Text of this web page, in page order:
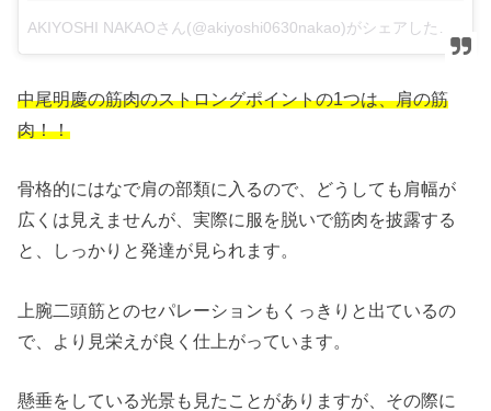
AKIYOSHI NAKAOさん(@akiyoshi0630nakao)がシェアした投稿
中尾明慶の筋肉のストロングポイントの1つは、肩の筋
肉！！
骨格的にはなで肩の部類に入るので、どうしても肩幅が
広くは見えませんが、実際に服を脱いで筋肉を披露する
と、しっかりと発達が見られます。
上腕二頭筋とのセパレーションもくっきりと出ているの
で、より見栄えが良く仕上がっています。
懸垂をしている光景も見たことがありますが、その際に